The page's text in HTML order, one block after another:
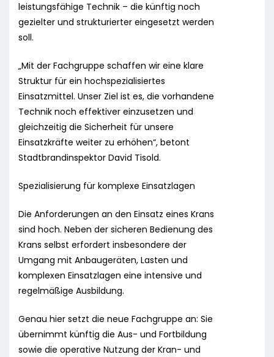
leistungsfähige Technik – die künftig noch
gezielter und strukturierter eingesetzt werden
soll.
„Mit der Fachgruppe schaffen wir eine klare
Struktur für ein hochspezialisiertes
Einsatzmittel. Unser Ziel ist es, die vorhandene
Technik noch effektiver einzusetzen und
gleichzeitig die Sicherheit für unsere
Einsatzkräfte weiter zu erhöhen“, betont
Stadtbrandinspektor David Tisold.
Spezialisierung für komplexe Einsatzlagen
Die Anforderungen an den Einsatz eines Krans
sind hoch. Neben der sicheren Bedienung des
Krans selbst erfordert insbesondere der
Umgang mit Anbaugeräten, Lasten und
komplexen Einsatzlagen eine intensive und
regelmäßige Ausbildung.
Genau hier setzt die neue Fachgruppe an: Sie
übernimmt künftig die Aus- und Fortbildung
sowie die operative Nutzung der Kran- und